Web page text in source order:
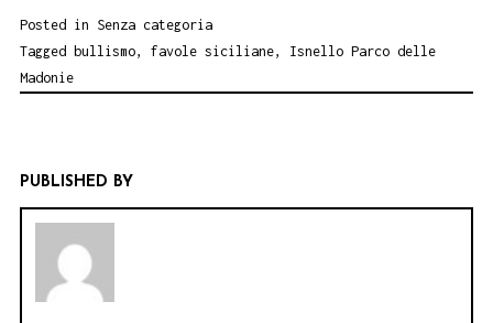
Posted in Senza categoria
Tagged bullismo, favole siciliane, Isnello Parco delle
Madonie
PUBLISHED BY